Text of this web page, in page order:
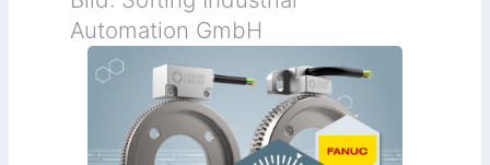
Automation GmbH